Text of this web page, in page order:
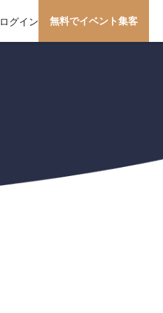
ログイン 無料でイベント集客